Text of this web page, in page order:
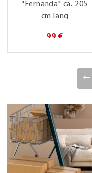
"Fernanda" ca. 205
cm lang
99 €